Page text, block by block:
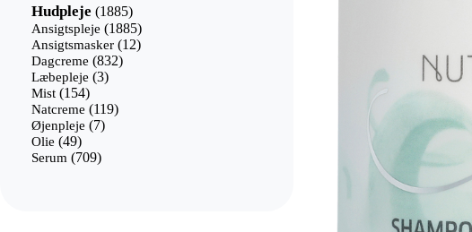
Hudpleje 18851885
varer
Ansigtspleje 18851885
varer
Ansigtsmasker 1212
Dagcreme 832832
Læbepleje 33
Mist 154154
varer
Natcreme 119119
Øjenpleje 77
Olie 4949
varer
Serum 709709